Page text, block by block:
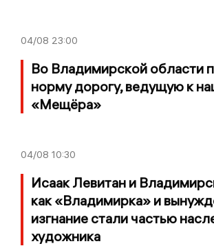
04/08 23:00
Во Владимирской области
норму дорогу, ведущую к
«Мещёра»
04/08 10:30
Исаак Левитан и
как «Владимирка» и
изгнание стали частью
художника